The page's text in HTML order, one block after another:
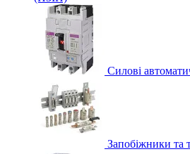
Силові
Запобіжники та